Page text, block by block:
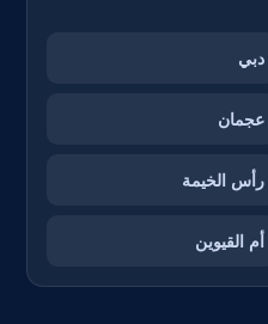
دبي
عجمان
رأس الخيمة
أم القيوين